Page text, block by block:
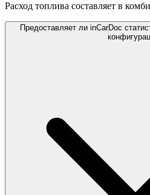
Расход топлива составляет в
Предоставляет ли inCarDoc